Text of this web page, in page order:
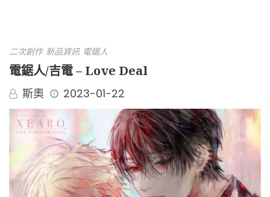
二次創作 新品資訊 電鋸人
電鋸人/吉電 – Love Deal
斯奧 2023-01-22